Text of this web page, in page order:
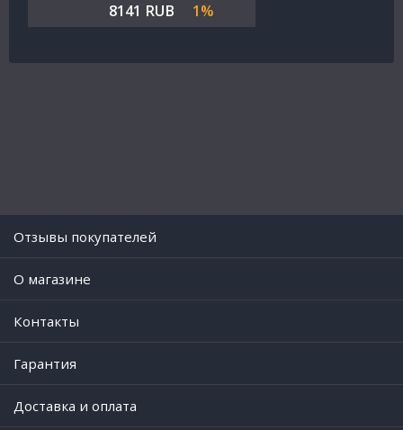
8141 RUB
1%
Отзывы покупателей
O магазине
Контакты
Гарантия
Доставка и оплата